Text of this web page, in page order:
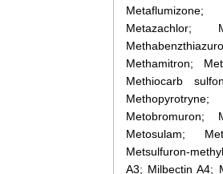
Metaflumizone;
Metazachlor;
Methamitron;
Methiocarb
Metobromuron;
Metosulam;
Metsulfuron-
A3; Milbectin A4;